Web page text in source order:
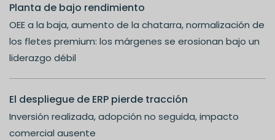
Planta de bajo rendimiento
OEE a la baja, aumento de la chatarra, normalización de
los fletes premium: los márgenes se erosionan bajo un
liderazgo débil
El despliegue de ERP pierde tracción
Inversión realizada, adopción no seguida, impacto
comercial ausente